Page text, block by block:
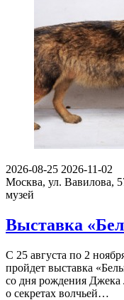
2026-08-25 2026-11-02
Москва, ул. Вавилова,
музей
Выставка
С 25 августа по 2
пройдет выставка
со дня рождения Джека
о секретах волчьей…